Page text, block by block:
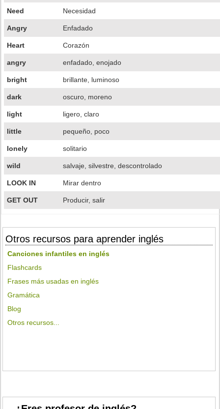
Need Necesidad
Angry Enfadado
Heart Corazón
angry enfadado, enojado
bright brillante, luminoso
dark oscuro, moreno
light ligero, claro
little pequeño, poco
lonely solitario
wild salvaje, silvestre, descontrolado
LOOK IN Mirar dentro
GET OUT Producir, salir
Otros recursos para aprender inglés
Canciones infantiles en inglés
Flashcards
Frases más usadas en inglés
Gramática
Blog
Otros recursos...